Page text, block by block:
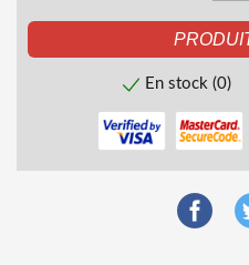
En stock (0)